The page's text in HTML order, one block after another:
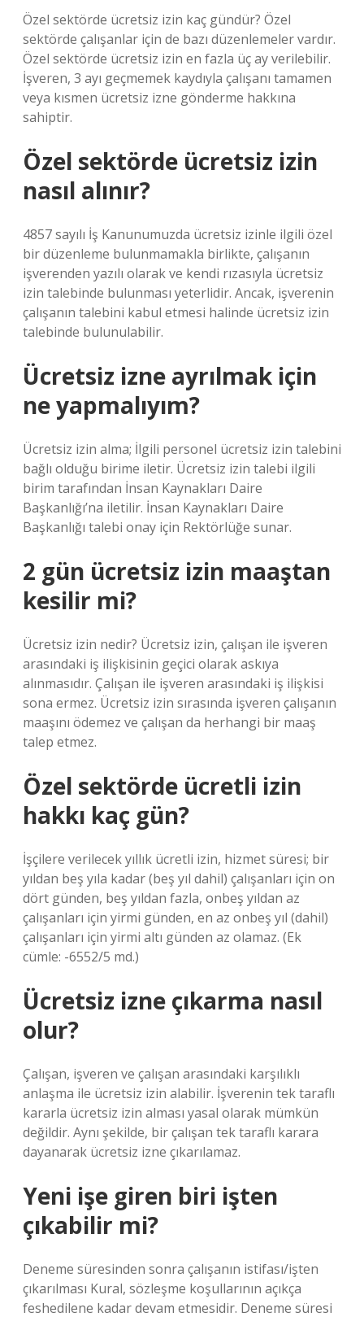
Özel sektörde ücretsiz izin kaç gündür? Özel
sektörde çalışanlar için de bazı düzenlemeler vardır.
Özel sektörde ücretsiz izin en fazla üç ay verilebilir.
İşveren, 3 ayı geçmemek kaydıyla çalışanı tamamen
veya kısmen ücretsiz izne gönderme hakkına
sahiptir.
Özel sektörde ücretsiz izin
nasıl alınır?
4857 sayılı İş Kanunumuzda ücretsiz izinle ilgili özel
bir düzenleme bulunmamakla birlikte, çalışanın
işverenden yazılı olarak ve kendi rızasıyla ücretsiz
izin talebinde bulunması yeterlidir. Ancak, işverenin
çalışanın talebini kabul etmesi halinde ücretsiz izin
talebinde bulunulabilir.
Ücretsiz izne ayrılmak için
ne yapmalıyım?
Ücretsiz izin alma; İlgili personel ücretsiz izin talebini
bağlı olduğu birime iletir. Ücretsiz izin talebi ilgili
birim tarafından İnsan Kaynakları Daire
Başkanlığı’na iletilir. İnsan Kaynakları Daire
Başkanlığı talebi onay için Rektörlüğe sunar.
2 gün ücretsiz izin maaştan
kesilir mi?
Ücretsiz izin nedir? Ücretsiz izin, çalışan ile işveren
arasındaki iş ilişkisinin geçici olarak askıya
alınmasıdır. Çalışan ile işveren arasındaki iş ilişkisi
sona ermez. Ücretsiz izin sırasında işveren çalışanın
maaşını ödemez ve çalışan da herhangi bir maaş
talep etmez.
Özel sektörde ücretli izin
hakkı kaç gün?
İşçilere verilecek yıllık ücretli izin, hizmet süresi; bir
yıldan beş yıla kadar (beş yıl dahil) çalışanları için on
dört günden, beş yıldan fazla, onbeş yıldan az
çalışanları için yirmi günden, en az onbeş yıl (dahil)
çalışanları için yirmi altı günden az olamaz. (Ek
cümle: -6552/5 md.)
Ücretsiz izne çıkarma nasıl
olur?
Çalışan, işveren ve çalışan arasındaki karşılıklı
anlaşma ile ücretsiz izin alabilir. İşverenin tek taraflı
kararla ücretsiz izin alması yasal olarak mümkün
değildir. Aynı şekilde, bir çalışan tek taraflı karara
dayanarak ücretsiz izne çıkarılamaz.
Yeni işe giren biri işten
çıkabilir mi?
Deneme süresinden sonra çalışanın istifası/işten
çıkarılması Kural, sözleşme koşullarının açıkça
feshedilene kadar devam etmesidir. Deneme süresi